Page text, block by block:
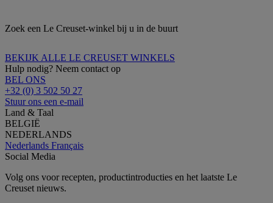
Zoek een Le Creuset-winkel bij u in de buurt
BEKIJK ALLE LE CREUSET WINKELS
Hulp nodig? Neem contact op
BEL ONS
+32 (0) 3 502 50 27
Stuur ons een e-mail
Land & Taal
BELGIË
NEDERLANDS
Nederlands Français
Social Media
Volg ons voor recepten, productintroducties en het laatste Le
Creuset nieuws.